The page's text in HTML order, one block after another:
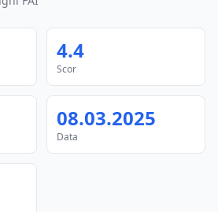
4.4
Scor
08.03.2025
Data